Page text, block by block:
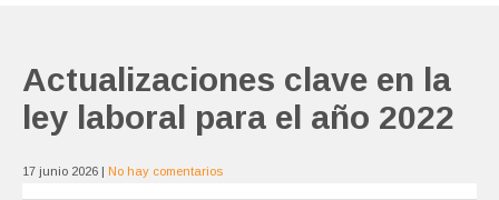
Actualizaciones clave en la
ley laboral para el año 2022
17 junio 2026 | No hay comentarios